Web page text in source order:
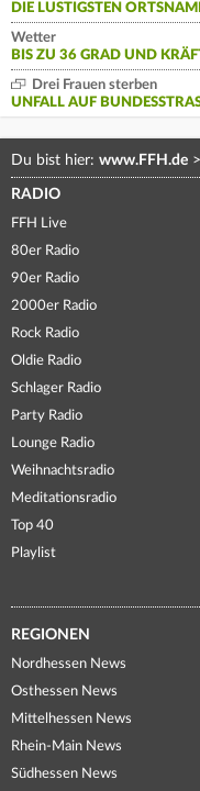
DIE LUSTIGSTEN
Wetter
BIS ZU 36 GRAD UND
Drei Frauen sterben
UNFALL AUF
Du bist hier: www.FFH.de
RADIO
FFH Live
80er Radio
90er Radio
2000er Radio
Rock Radio
Oldie Radio
Schlager Radio
Party Radio
Lounge Radio
Weihnachtsradio
Meditationsradio
Top 40
Playlist
REGIONEN
Nordhessen News
Osthessen News
Mittelhessen News
Rhein-Main News
Südhessen News